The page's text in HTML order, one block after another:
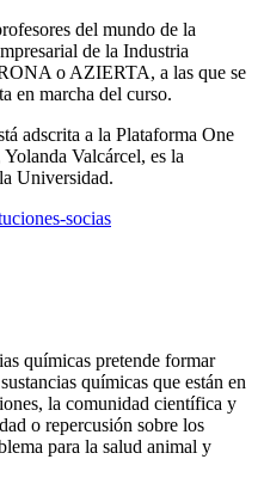
del mundo de la
de la Industria
o AZIERTA, a las que se
en marcha del curso.
adscrita a la Plataforma One
Valcárcel, es la
Universidad.
socias
químicas pretende formar
químicas que están en
la comunidad científica y
o repercusión sobre los
para la salud animal y